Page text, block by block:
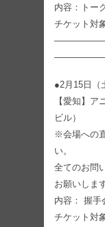
内容：トー
チケット対
●2月15日
【愛知】
ビル）
※会場への
い。
全てのお問
お願いしま
内容： 握手
チケット対